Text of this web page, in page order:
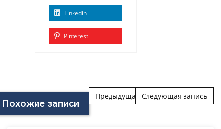
Linkedin
Pinterest
Похожие записи
Post navigation
Предыдущая записьСледующая запись